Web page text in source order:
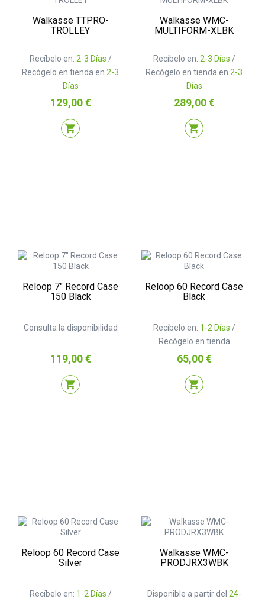
Walkasse TTPRO-
TROLLEY
Recíbelo en: 2-3 Días /
Recógelo en tienda en 2-3
Días
Precio
129,00 €
shopping_cart
Walkasse WMC-
MULTIFORM-XLBK
Recíbelo en: 2-3 Días /
Recógelo en tienda en 2-3
Días
Precio
289,00 €
shopping_cart
Reloop 7″ Record Case
150 Black
Consulta la disponibilidad
Precio
119,00 €
shopping_cart
Reloop 60 Record Case
Black
Recíbelo en: 1-2 Días /
Recógelo en tienda
Precio
65,00 €
shopping_cart
Reloop 60 Record Case
Silver
Recíbelo en: 1-2 Días /
Walkasse WMC-
PRODJRX3WBK
Disponible a partir del 24-